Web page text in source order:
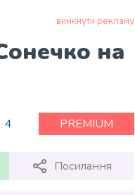
вимкнути рекламу
на
4 PREMIUM
Посилання